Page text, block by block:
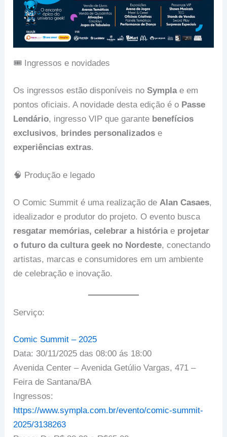
🎟️ Ingressos e novidades
Os ingressos estão disponíveis noSymplae em
pontos oficiais. A novidade desta edição é o Passe
Lendário, ingresso VIP que garante benefícios
exclusivos, brindes personalizados e
experiências extras.
🧠 Produção e legado
O Comic Summit é uma realização de Alan Casaes,
idealizador e produtor do projeto. O evento busca
resgatar memórias, celebrar a históriae projetar
o futuro da cultura geek no Nordeste, conectando
artistas, marcas e consumidores em um ambiente
de celebração e inovação.
Serviço:
Comic Summit – 2025
Data: 30/11/2025 das 08:00 ás 18:00
Avenida Center – Avenida Getúlio Vargas, 471 –
Feira de Santana/BA
Ingressos:
https://www.sympla.com.br/evento/comic-summit-
2025/3138263